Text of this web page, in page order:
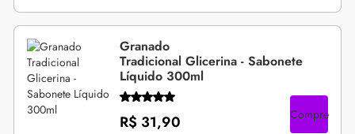
Granado
Tradicional Glicerina - Sabonete
Líquido 300ml
R$ 31,90 Compre